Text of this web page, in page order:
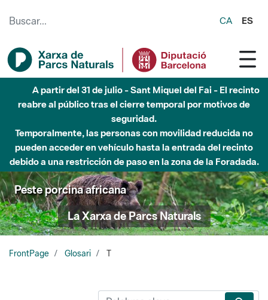
CA ES
A partir del 31 de julio - Sant Miquel del Fai - El recinto
reabre al público tras el cierre temporal por motivos de
seguridad.
Temporalmente, las personas con movilidad reducida no
pueden acceder en vehículo hasta la entrada del recinto
debido a una restricción de paso en la zona de la Foradada.
Peste porcina africana
La Xarxa de Parcs Naturals
FrontPage Glosari T